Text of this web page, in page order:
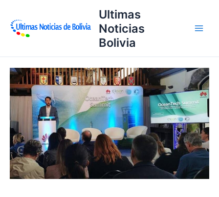
contenido
Ultimas
Noticias
Bolivia
Huawei
y
ORCA
unen
para
proteger
la
vida
marina